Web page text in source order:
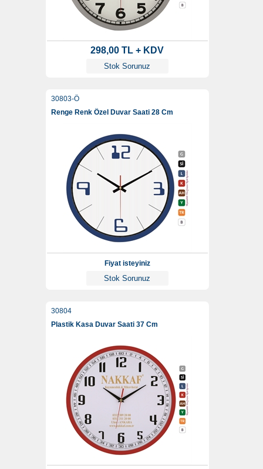
298,00 TL + KDV
Stok Sorunuz
30803-Ö
Renge Renk Özel Duvar Saati 28 Cm
Fiyat isteyiniz
Stok Sorunuz
30804
Plastik Kasa Duvar Saati 37 Cm